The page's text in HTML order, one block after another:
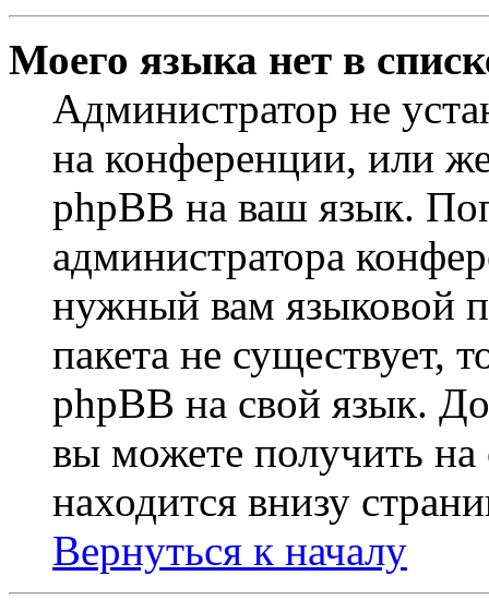
Моего языка нет в
Администратор не
на конференции, или
phpBB на ваш язык.
администратора
нужный вам языковой
пакета не существует,
phpBB на свой язык.
вы можете получить на
находится внизу
Вернуться к началу